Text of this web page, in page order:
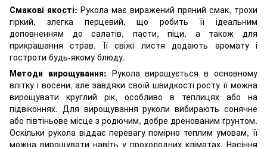
Смакові якості: Рукола має виражений пряний смак, трохи
гіркий, злегка перцевий, що робить її ідеальним
доповненням до салатів, пасти, піци, а також для
прикрашання страв. Її свіжі листя додають аромату і
гостроти будь-якому блюду.
Методи вирощування: Рукола вирощується в основному
влітку і восени, але завдяки своїй швидкості росту її можна
вирощувати круглий рік, особливо в теплицях або на
підвіконнях. Для вирощування руколи вибирають сонячне
або півтіньове місце з родючим, добре дренованим ґрунтом.
Оскільки рукола віддає перевагу помірно теплим умовам, її
можна вирощувати навіть у прохолодних кліматах. Насіння